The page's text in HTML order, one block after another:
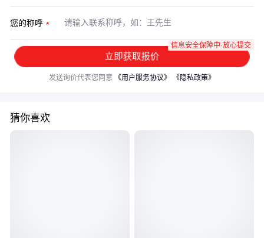
您的称呼
立即获取报价
信息安全保障中·放心提交
发送询价代表您同意 《用户服务协议》 《隐私政策》
猜你喜欢